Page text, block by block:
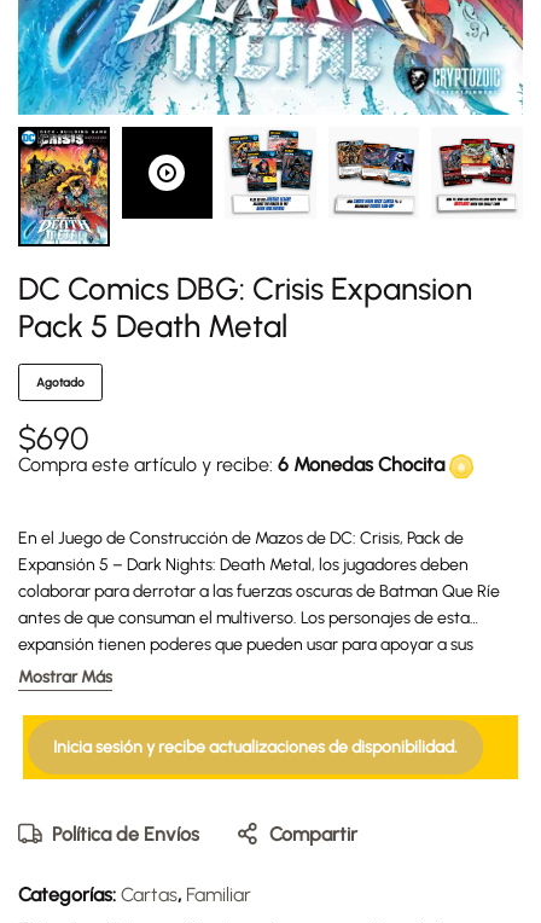
DC Comics DBG: Crisis Expansion
Pack 5 Death Metal
Agotado
$690
Compra este artículo y recibe: 6 Monedas Chocita
En el Juego de Construcción de Mazos de DC: Crisis, Pack de
Expansión 5 – Dark Nights: Death Metal, los jugadores deben
colaborar para derrotar a las fuerzas oscuras de Batman Que Ríe
antes de que consuman el multiverso. Los personajes de esta
expansión tienen poderes que pueden usar para apoyar a sus
compañeros o para vencer a las peligrosas cartas de Crisis.
Mostrar Más
Inicia sesión y recibe actualizaciones de disponibilidad.
Política de Envíos Compartir
Categorías: Cartas, Familiar